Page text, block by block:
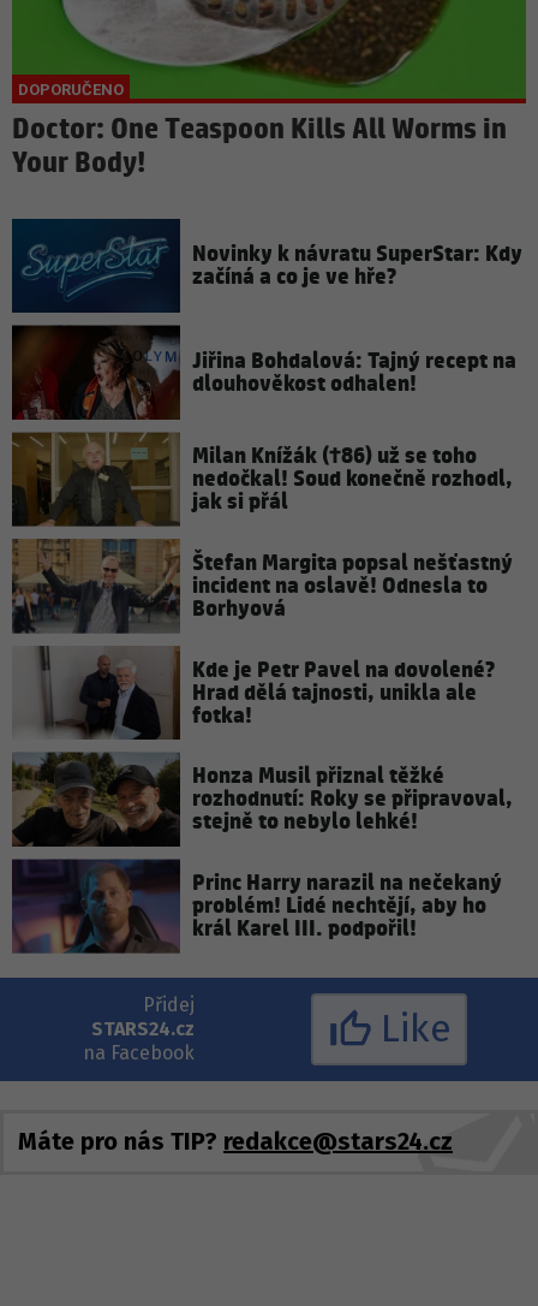
Doctor: One Teaspoon Kills All Worms in
Your Body!
Novinky k návratu SuperStar: Kdy
začíná a co je ve hře?
Jiřina Bohdalová: Tajný recept na
dlouhověkost odhalen!
Milan Knížák (†86) už se toho
nedočkal! Soud konečně rozhodl,
jak si přál
Štefan Margita popsal nešťastný
incident na oslavě! Odnesla to
Borhyová
Kde je Petr Pavel na dovolené?
Hrad dělá tajnosti, unikla ale
fotka!
Honza Musil přiznal těžké
rozhodnutí: Roky se připravoval,
stejně to nebylo lehké!
Princ Harry narazil na nečekaný
problém! Lidé nechtějí, aby ho
král Karel III. podpořil!
Přidej
STARS24.cz
na Facebook
Like
Máte pro nás TIP? redakce@stars24.cz